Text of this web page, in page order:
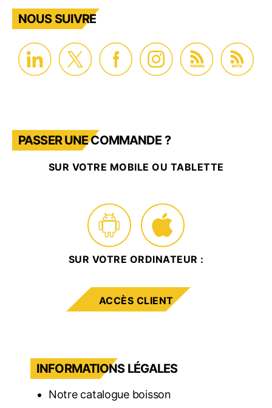
NOUS SUIVRE
PROMO ACTU
PASSER UNE COMMANDE ?
SUR VOTRE MOBILE OU TABLETTE
SUR VOTRE ORDINATEUR :
ACCÈS CLIENT
INFORMATIONS LÉGALES
Notre catalogue boisson